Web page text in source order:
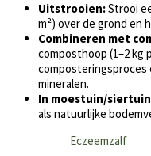
Uitstrooien:Strooi
m²) over de grond en
Combineren met
composthoop (1–2 kg
composteringsproces
mineralen.
In moestuin/
als natuurlijke
Eczeemzalf